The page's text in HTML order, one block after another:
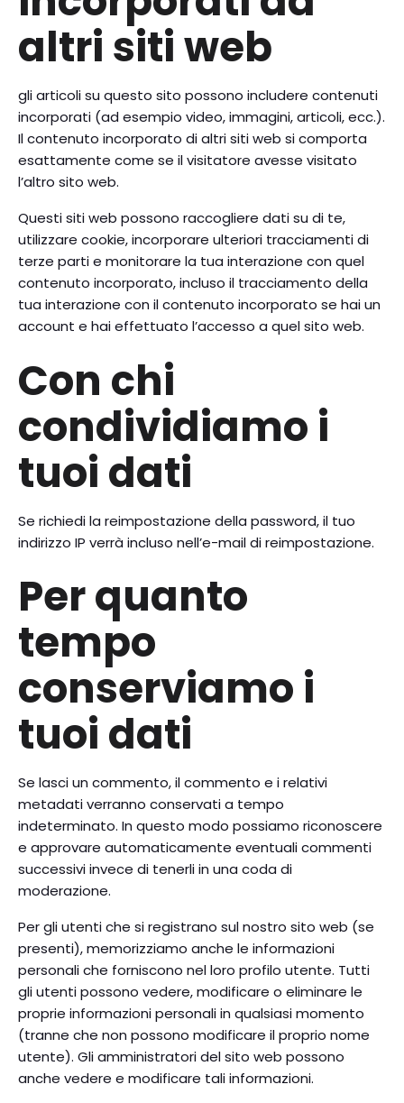
altri siti web
gli articoli su questo sito possono includere contenuti
incorporati (ad esempio video, immagini, articoli, ecc.).
Il contenuto incorporato di altri siti web si comporta
esattamente come se il visitatore avesse visitato
l’altro sito web.
Questi siti web possono raccogliere dati su di te,
utilizzare cookie, incorporare ulteriori tracciamenti di
terze parti e monitorare la tua interazione con quel
contenuto incorporato, incluso il tracciamento della
tua interazione con il contenuto incorporato se hai un
account e hai effettuato l’accesso a quel sito web.
Con chi
condividiamo i
tuoi dati
Se richiedi la reimpostazione della password, il tuo
indirizzo IP verrà incluso nell’e-mail di reimpostazione.
Per quanto
tempo
conserviamo i
tuoi dati
Se lasci un commento, il commento e i relativi
metadati verranno conservati a tempo
indeterminato. In questo modo possiamo riconoscere
e approvare automaticamente eventuali commenti
successivi invece di tenerli in una coda di
moderazione.
Per gli utenti che si registrano sul nostro sito web (se
presenti), memorizziamo anche le informazioni
personali che forniscono nel loro profilo utente. Tutti
gli utenti possono vedere, modificare o eliminare le
proprie informazioni personali in qualsiasi momento
(tranne che non possono modificare il proprio nome
utente). Gli amministratori del sito web possono
anche vedere e modificare tali informazioni.